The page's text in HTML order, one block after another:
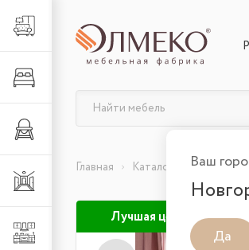
Гостиная
Кухня
Ваш
Да
Главная Каталог товаров
Лучшая цена